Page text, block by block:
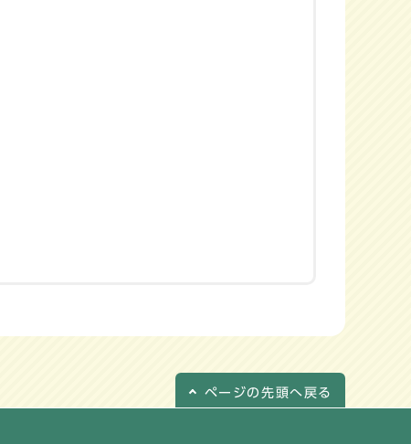
ページの 先頭へ戻る